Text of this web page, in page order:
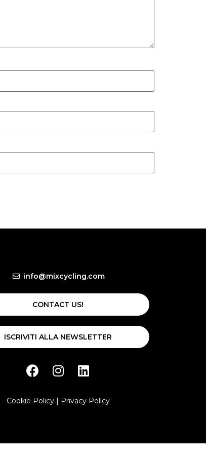
info@mixcycling.com
CONTACT US!
ISCRIVITI ALLA NEWSLETTER
Cookie Policy| Privacy Policy